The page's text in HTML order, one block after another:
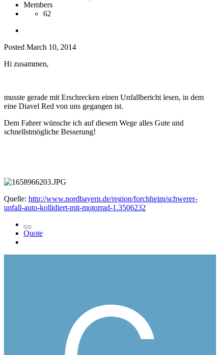
Members
62
Posted March 10, 2014
Hi zusammen,
musste gerade mit Erschrecken einen Unfallbericht lesen, in dem
eine Diavel Red von uns gegangen ist.
Dem Fahrer wünsche ich auf diesem Wege alles Gute und
schnellstmögliche Besserung!
Quelle: http://www.nordbayern.de/region/forchheim/schwerer-
unfall-auto-kollidiert-mit-motorrad-1.3506232
Quote